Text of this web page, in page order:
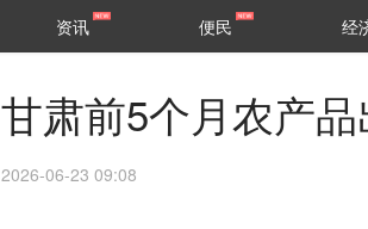
区县
资讯 便民 经
甘肃前5个月农产
2026-06-23 09:08